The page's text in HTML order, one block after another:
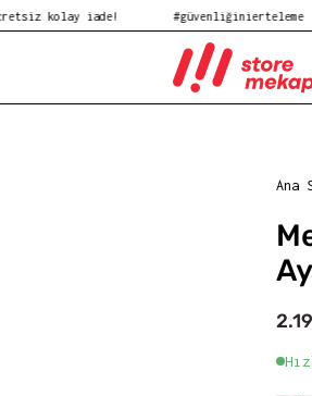
iade! #güvenliğinierteleme İlk
Ana